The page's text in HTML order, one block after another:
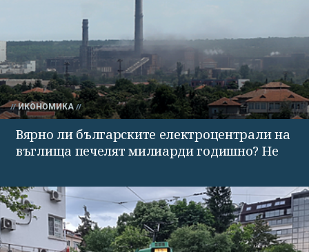
ИКОНОМИКА
Вярно ли българските електроцентрали на
въглища печелят милиарди годишно? Не